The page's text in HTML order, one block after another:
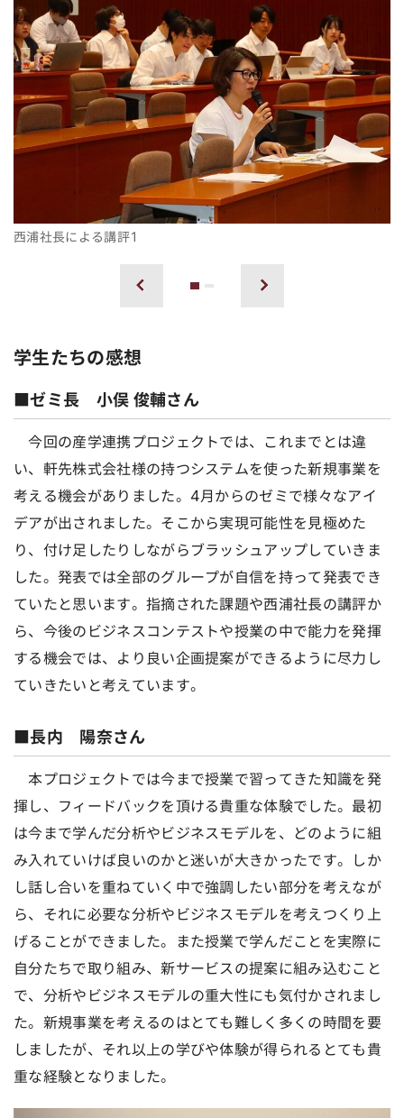
西浦社長による講評1
学生たちの感想
■ゼミ長 小俣 俊輔さん
今回の産学連携プロジェクトでは、これまでとは違
い、軒先株式会社様の持つシステムを使った新規事業を
考える機会がありました。4月からのゼミで様々なアイ
デアが出されました。そこから実現可能性を見極めた
り、付け足したりしながらブラッシュアップしていきま
した。発表では全部のグループが自信を持って発表でき
ていたと思います。指摘された課題や西浦社長の講評か
ら、今後のビジネスコンテストや授業の中で能力を発揮
する機会では、より良い企画提案ができるように尽力し
ていきたいと考えています。
■長内 陽奈さん
本プロジェクトでは今まで授業で習ってきた知識を発
揮し、フィードバックを頂ける貴重な体験でした。最初
は今まで学んだ分析やビジネスモデルを、どのように組
み入れていけば良いのかと迷いが大きかったです。しか
し話し合いを重ねていく中で強調したい部分を考えなが
ら、それに必要な分析やビジネスモデルを考えつくり上
げることができました。また授業で学んだことを実際に
自分たちで取り組み、新サービスの提案に組み込むこと
で、分析やビジネスモデルの重大性にも気付かされまし
た。新規事業を考えるのはとても難しく多くの時間を要
しましたが、それ以上の学びや体験が得られるとても貴
重な経験となりました。